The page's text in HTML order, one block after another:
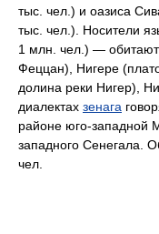
тыс. чел.) и оазиса
тыс. чел.). Носители
1 млн. чел.) —
Феццан), Нигере
долина реки Нигер),
диалектах зенага
районе юго-западной
западного Сенегала.
чел.